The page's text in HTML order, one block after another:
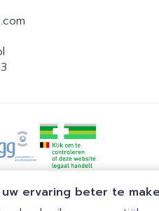
ervaring beter te